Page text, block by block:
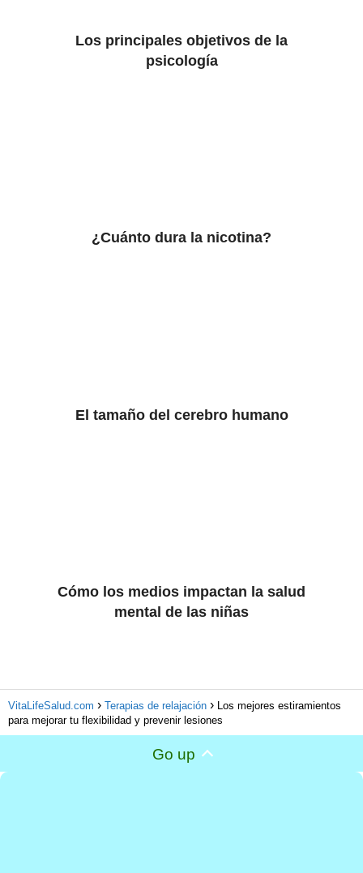
Los principales objetivos de la
psicología
¿Cuánto dura la nicotina?
El tamaño del cerebro humano
Cómo los medios impactan la salud
mental de las niñas
VitaLifeSalud.com Terapias de relajación
Los mejores estiramientos
para mejorar tu flexibilidad y prevenir lesiones
Go up